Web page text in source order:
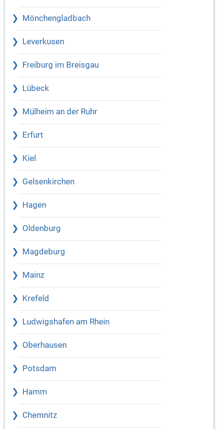
Mönchengladbach
Leverkusen
Freiburg im Breisgau
Lübeck
Mülheim an der Ruhr
Erfurt
Kiel
Gelsenkirchen
Hagen
Oldenburg
Magdeburg
Mainz
Krefeld
Ludwigshafen am Rhein
Oberhausen
Potsdam
Hamm
Chemnitz